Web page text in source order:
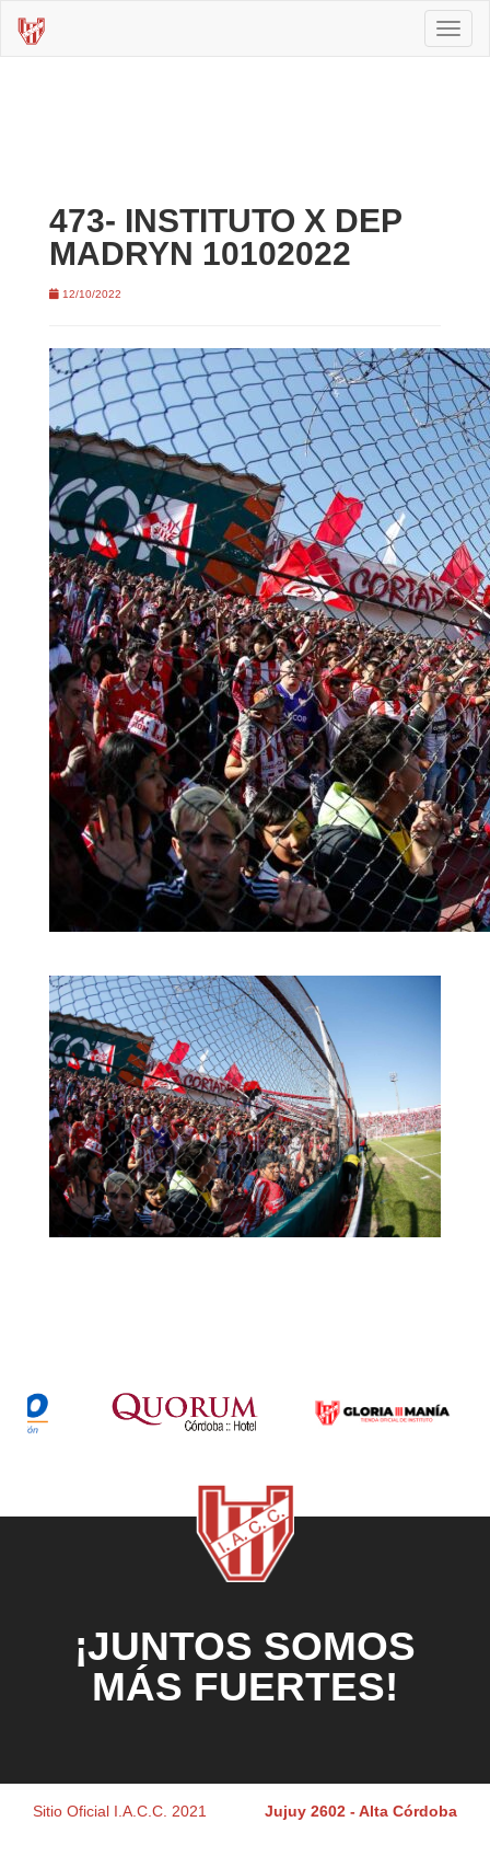
473- INSTITUTO X DEP
MADRYN 10102022
12/10/2022
¡JUNTOS SOMOS
MÁS FUERTES!
Sitio Oficial I.A.C.C. 2021 Jujuy 2602 - Alta Córdoba